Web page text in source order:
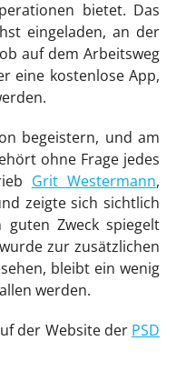
bietet. Das
eingeladen, an der
auf dem Arbeitsweg
eine kostenlose App,
begeistern, und am
ohne Frage jedes
Grit Westermann,
zeigte sich sichtlich
guten Zweck spiegelt
zur zusätzlichen
bleibt ein wenig
werden.
der Website der PSD